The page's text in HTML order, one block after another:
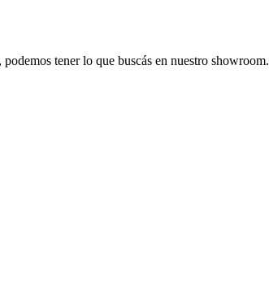
tener lo que buscás en nuestro showroom.